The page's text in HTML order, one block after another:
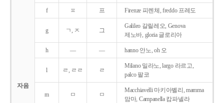
자음
f ㅍ 프 Firenze 피렌체, freddo 프레도
g ㄱ, ㅈ 그
Galileo 갈릴레오, Genova
제노바, gloria 글로리아
h ― ― hanno 안노, oh 오
l ㄹ, ㄹㄹ ㄹ
Milano 밀라노, largo 라르고,
palco 팔코
m ㅁ ㅁ
Macchiavelli 마키아벨리, mamma
맘마, Campanella 캄파넬라